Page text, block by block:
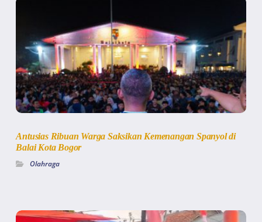
Antusias Ribuan Warga Saksikan Kemenangan Spanyol di
Balai Kota Bogor
Olahraga